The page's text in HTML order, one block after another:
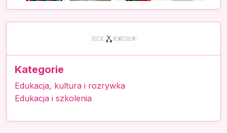
Kategorie
Edukacja, kultura i rozrywka
Edukacja i szkolenia